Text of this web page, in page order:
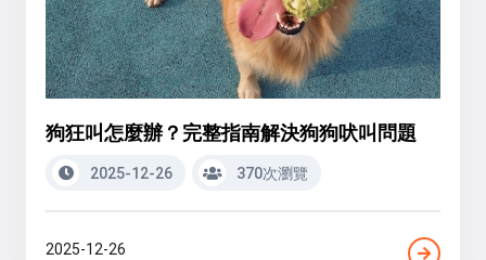
狗狂叫怎麼辦？完整指南解決狗狗吠叫問題
2025-12-26 370次瀏覽
2025-12-26